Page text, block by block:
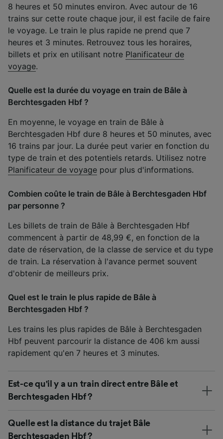
8 heures et 50 minutes environ. Avec autour de 16
trains sur cette route chaque jour, il est facile de faire
le voyage. Le train le plus rapide ne prend que 7
heures et 3 minutes. Retrouvez tous les horaires,
billets et prix en utilisant notre Planificateur de
voyage.
Quelle est la durée du voyage en train de Bâle à
Berchtesgaden Hbf ?
En moyenne, le voyage en train de Bâle à
Berchtesgaden Hbf dure 8 heures et 50 minutes, avec
16 trains par jour. La durée peut varier en fonction du
type de train et des potentiels retards. Utilisez notre
Planificateur de voyage pour plus d'informations.
Combien coûte le train de Bâle à Berchtesgaden Hbf
par personne ?
Les billets de train de Bâle à Berchtesgaden Hbf
commencent à partir de 48,99 €, en fonction de la
date de réservation, de la classe de service et du type
de train. La réservation à l'avance permet souvent
d'obtenir de meilleurs prix.
Quel est le train le plus rapide de Bâle à
Berchtesgaden Hbf ?
Les trains les plus rapides de Bâle à Berchtesgaden
Hbf peuvent parcourir la distance de 406 km aussi
rapidement qu'en 7 heures et 3 minutes.
Est-ce qu'il y a un train direct entre Bâle et
Berchtesgaden Hbf ?
Quelle est la distance du trajet Bâle
Berchtesgaden Hbf ?